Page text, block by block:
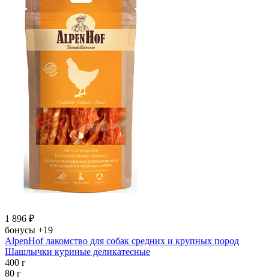
1 896 ₽
бонусы +19
AlpenHof лакомство для собак средних и крупных пород
Шашлычки куриные деликатесные
400 г
80 г